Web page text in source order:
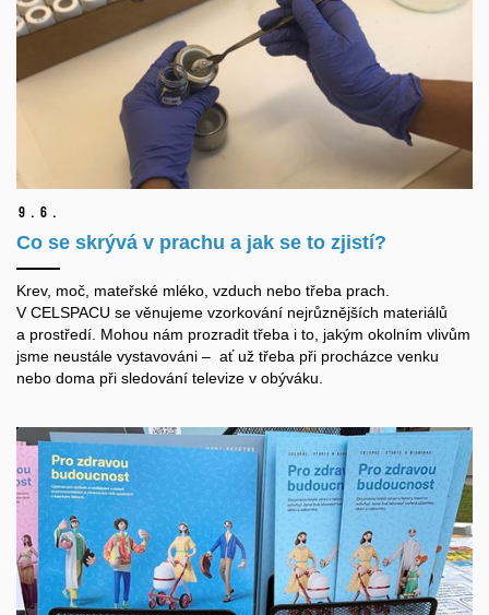
9. 6.
Co se skrývá v prachu a jak se to zjistí?
Krev, moč, mateřské mléko, vzduch nebo třeba prach.
V CELSPACU se věnujeme vzorkování nejrůznějších materiálů
a prostředí. Mohou nám prozradit třeba i to, jakým okolním vlivům
jsme neustále vystavováni – ať už třeba při procházce venku
nebo doma při sledování televize v obýváku.